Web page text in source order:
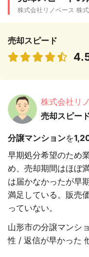
株式会社リノベース 株
売却スピード
株式会社リ
売却スピー
分譲マンションを
早期処分希望のため
め、売却期間はほぼ
は届かなかったが早
満足している。販売
っていない。
山形市の分譲マンシ
性 / 返信が早かった